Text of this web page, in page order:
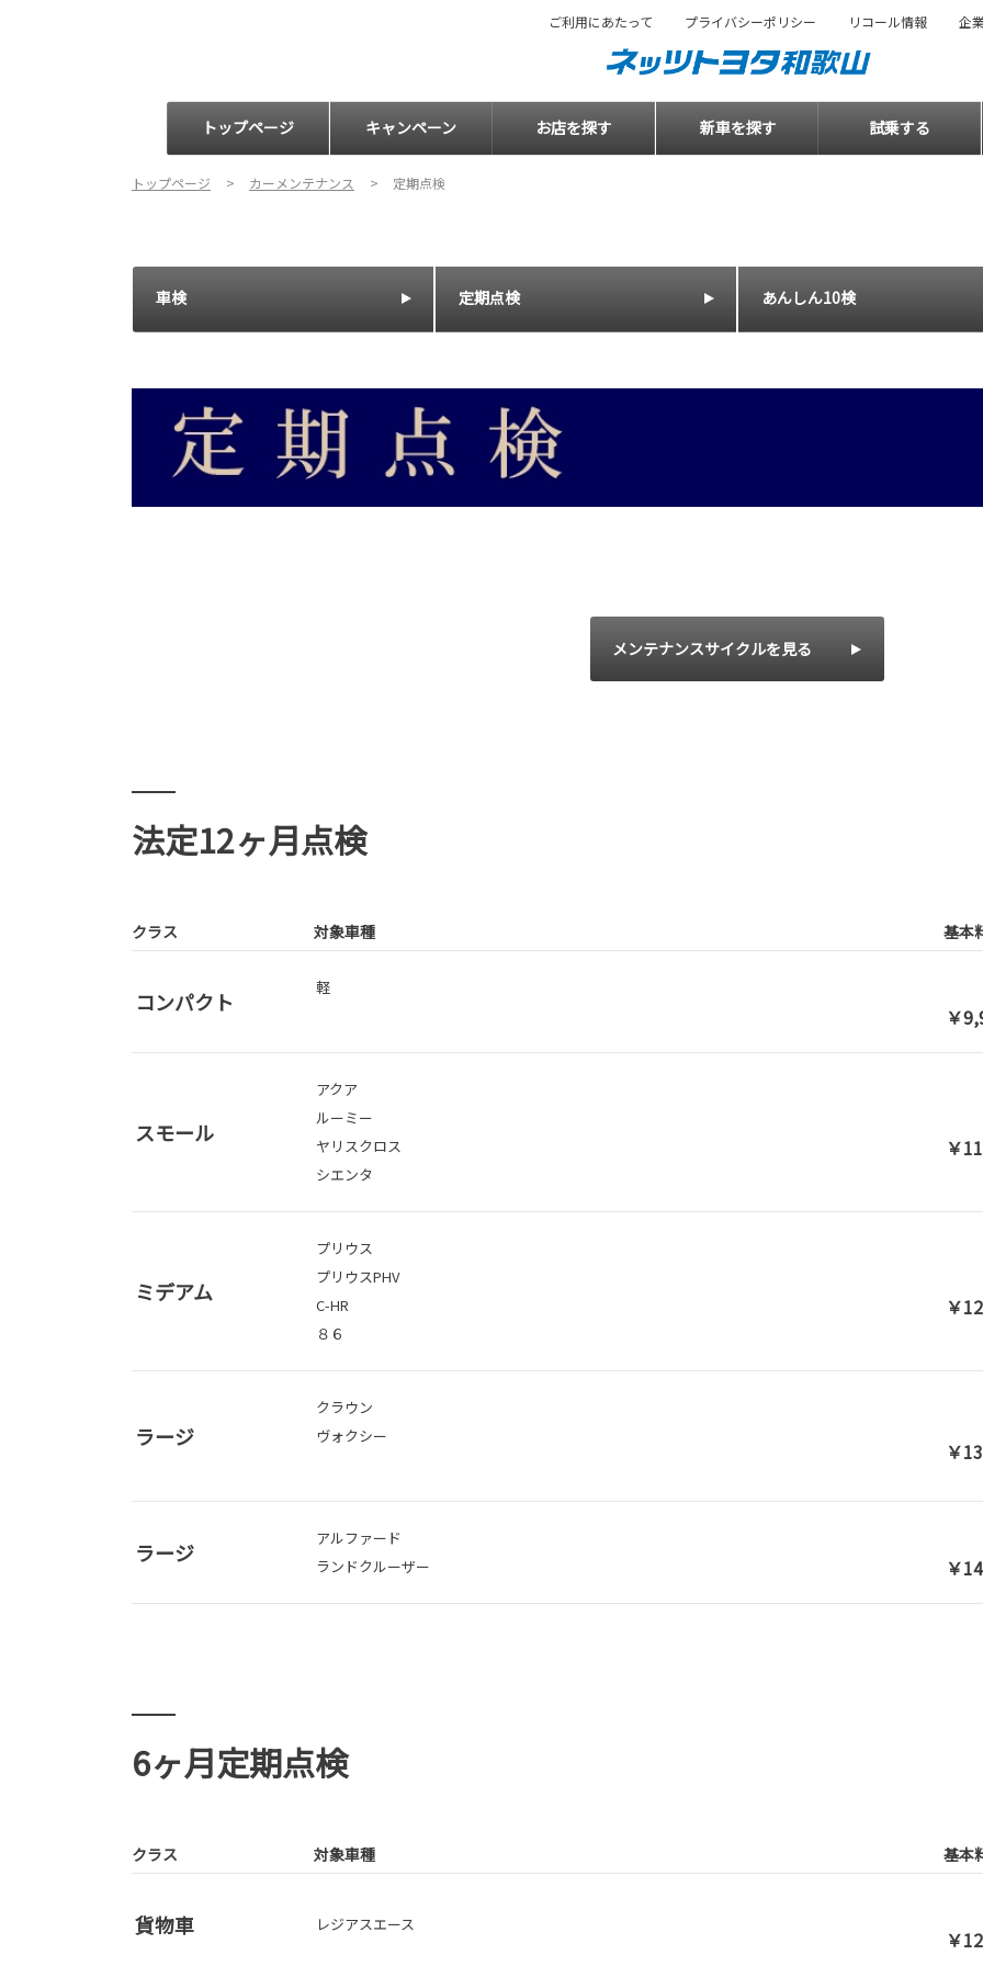
トップページ キャンペーン お店を探す 新車を探す 試乗する
ご利用にあたって プライバシーポリシー リコール情報 企
トップページ カーメンテナンス 定期点検
車検 定期点検 あんしん10検
メンテナンスサイクルを見る
法定12ヶ月点検
クラス 対象車種 基本
コンパクト
軽
￥
スモール
アクア
ルーミー
ヤリスクロス
シエンタ
￥
ミデアム
プリウス
プリウスPHV
C-HR
８６
￥
ラージ
クラウン
ヴォクシー
￥
ラージ
アルファード
ランドクルーザー
￥
6ヶ月定期点検
クラス 対象車種 基本
貨物車 レジアスエース
￥